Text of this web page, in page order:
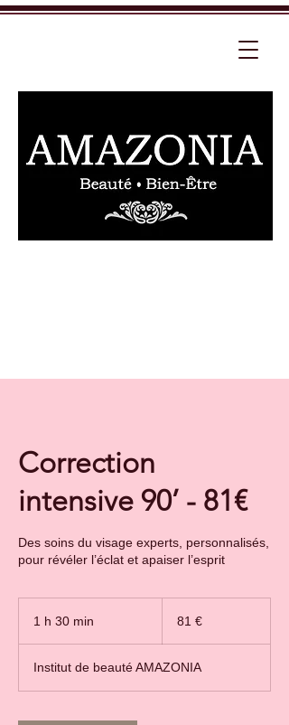
Correction
intensive 90’ - 81€
Des soins du visage experts, personnalisés,
pour révéler l’éclat et apaiser l’esprit
1 h 30 min
m
i
81 €
Institut de beauté AMAZONIA